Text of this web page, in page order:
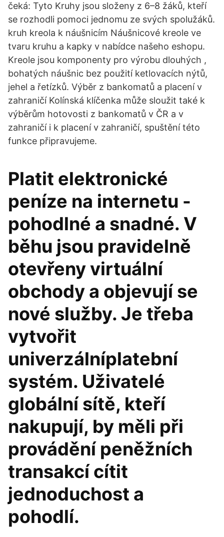
čeká: Tyto Kruhy jsou složeny z 6–8 žáků, kteří
se rozhodli pomoci jednomu ze svých spolužáků.
kruh kreola k náušnicím Náušnicové kreole ve
tvaru kruhu a kapky v nabídce našeho eshopu.
Kreole jsou komponenty pro výrobu dlouhých ,
bohatých náušnic bez použití ketlovacích nýtů,
jehel a řetízků. Výběr z bankomatů a placení v
zahraničí Kolínská klíčenka může sloužit také k
výběrům hotovosti z bankomatů v ČR a v
zahraničí i k placení v zahraničí, spuštění této
funkce připravujeme.
Platit elektronické
peníze na internetu -
pohodlné a snadné. V
běhu jsou pravidelně
otevřeny virtuální
obchody a objevují se
nové služby. Je třeba
vytvořit
univerzálníplatební
systém. Uživatelé
globální sítě, kteří
nakupují, by měli při
provádění peněžních
transakcí cítit
jednoduchost a
pohodlí.